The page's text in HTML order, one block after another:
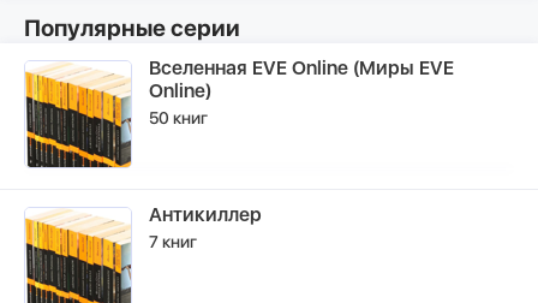
Популярные серии
Вселенная EVE Online (Миры EVE
Online)
50 книг
Антикиллер
7 книг